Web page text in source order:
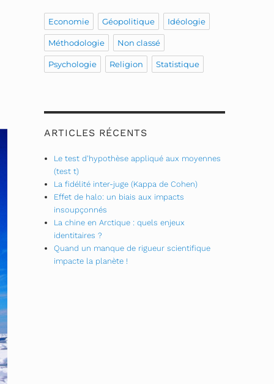
Economie Géopolitique Idéologie
Méthodologie Non classé
Psychologie Religion Statistique
ARTICLES RÉCENTS
Le test d’hypothèse appliqué aux moyennes
(test t)
La fidélité inter-juge (Kappa de Cohen)
Effet de halo: un biais aux impacts
insoupçonnés
La chine en Arctique : quels enjeux
identitaires ?
Quand un manque de rigueur scientifique
impacte la planète !